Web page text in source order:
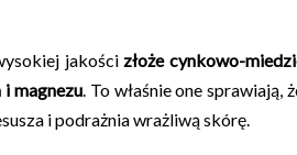
jakości złoże cynkowo-
magnezu. To właśnie one
i podrażnia wrażliwą skórę.